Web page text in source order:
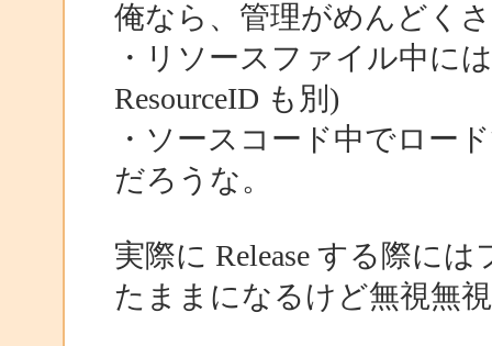
俺なら、管理がめんどく
・リソースファイル中に
ResourceID も別)
・ソースコード中でロー
だろうな。
実際に Release する際に
たままになるけど無視無視